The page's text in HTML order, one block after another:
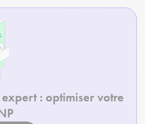
: optimiser votre